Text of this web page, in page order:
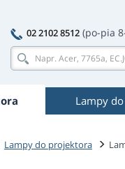
02 2102 8512 (po-pia
Lampy do
Lampy do projektora